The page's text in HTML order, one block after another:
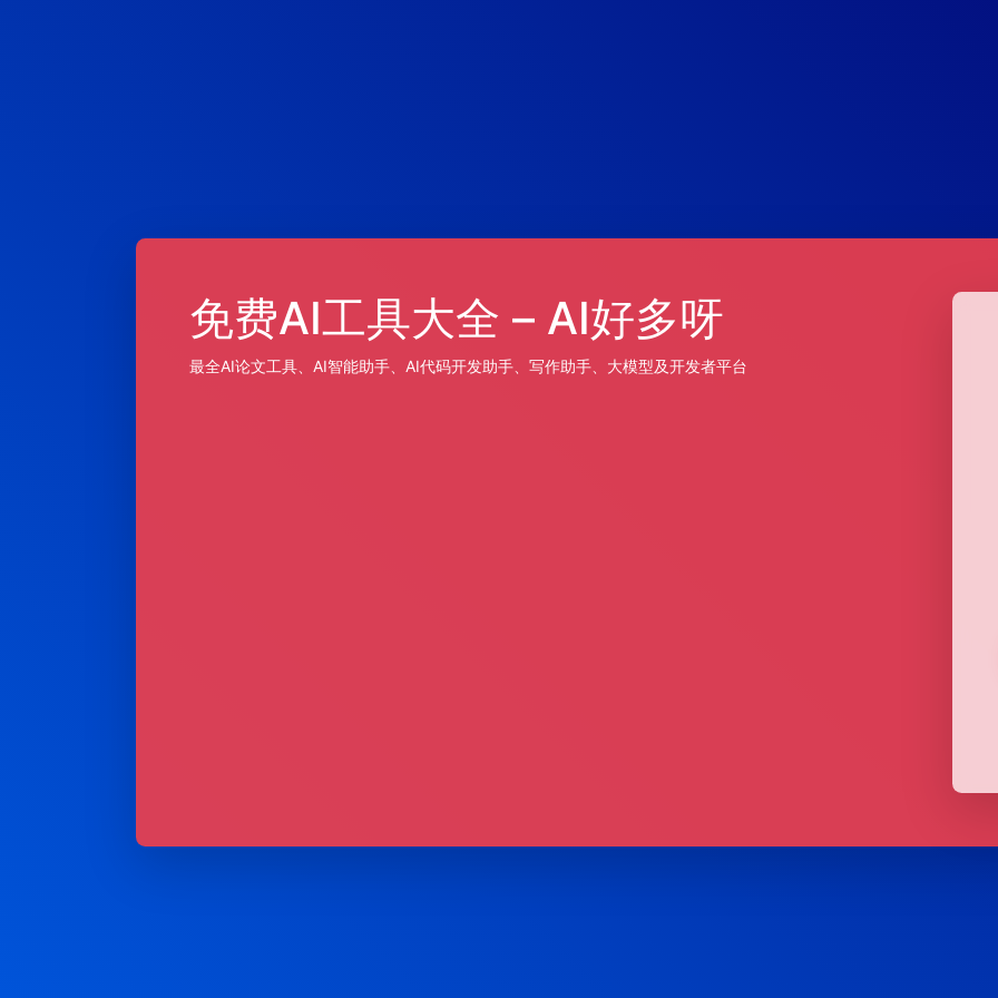
免费AI工具大全 – AI好多呀
最全AI论文工具、AI智能助手、AI代码开发助手、写作助手、大模型及开发者平台